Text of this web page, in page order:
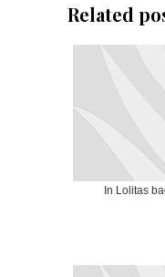
Related
In Lolitas